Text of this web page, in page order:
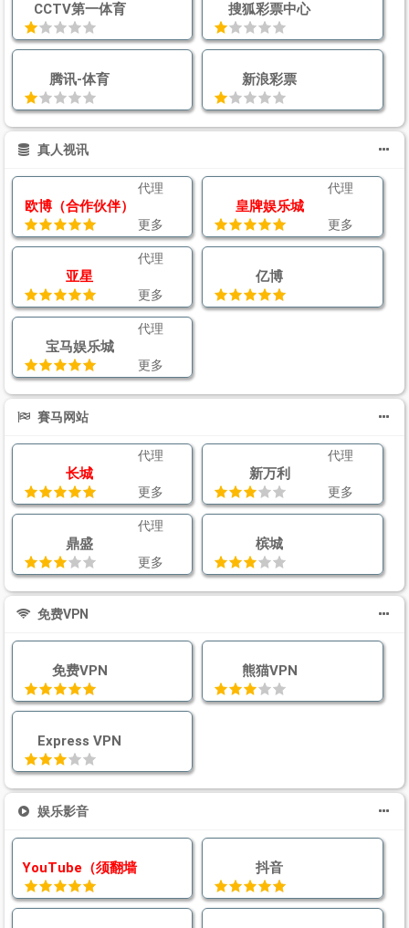
CCTV第一体育 搜狐彩票中心
腾讯-体育 新浪彩票
真人视讯
欧博（合作伙伴）
代理
更多
皇牌娱乐城
代理
更多
亚星
代理
更多
亿博
宝马娱乐城
代理
更多
賽马网站
长城
代理
更多
新万利
代理
更多
鼎盛
代理
更多
槟城
免费VPN
免费VPN 熊猫VPN
Express VPN
娱乐影音
YouTube（须翻墙） 抖音